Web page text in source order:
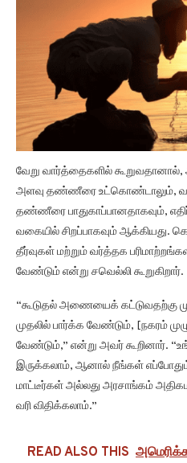
வேறு வார்த்தைகளில் கூறுவதானால்,
அளவு தண்ணீரை உட்கொண்டாலும்,
தண்ணீரை பாதுகாப்பானதாகவும்,
வகையில் சிறப்பாகவும் ஆக்கியது.
தீர்வுகள் மற்றும் வர்த்தக
வேண்டும் என்று சவெல்லி கூறுகிறார்.
“கூடுதல் அணையைக் கட்டுவதற்கு
முதலில் பார்க்க வேண்டும், [நகரம்
வேண்டும்,” என்று அவர் கூறினார்.
இருக்கலாம், ஆனால் நீங்கள்
மாட்டீர்கள் அல்லது அரசாங்கம்
வரி விதிக்கலாம்.”
READ ALSO THIS